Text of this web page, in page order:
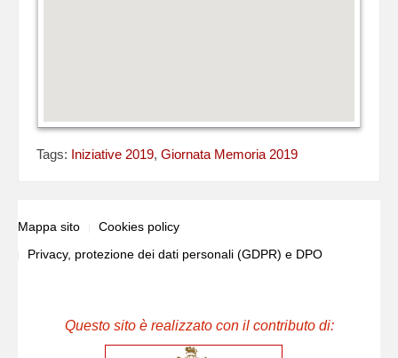
Tags: Iniziative 2019, Giornata Memoria 2019
Mappa sito
Cookies policy
Privacy, protezione dei dati personali (GDPR) e DPO
Questo sito è realizzato con il contributo di: